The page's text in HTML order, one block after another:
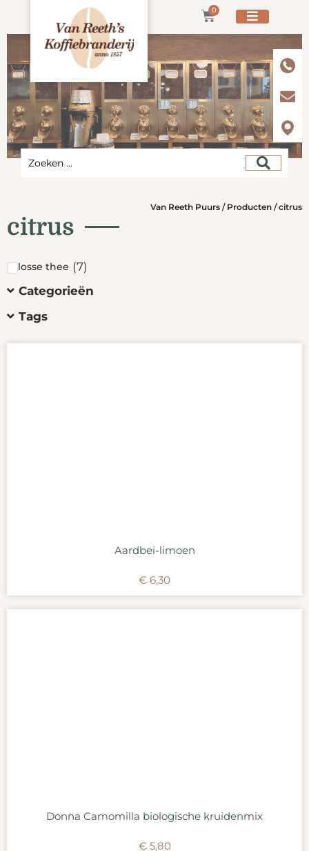
0
Van Reeth Puurs / Producten /citrus
citrus
losse thee (7)
Categorieën
Tags
Aardbei-limoen
€ 6,30
Donna Camomilla biologische kruidenmix
€ 5,80